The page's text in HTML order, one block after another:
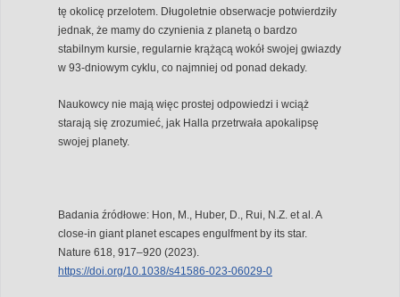
tę okolicę przelotem. Długoletnie obserwacje potwierdziły
jednak, że mamy do czynienia z planetą o bardzo
stabilnym kursie, regularnie krążącą wokół swojej gwiazdy
w 93-dniowym cyklu, co najmniej od ponad dekady.
Naukowcy nie mają więc prostej odpowiedzi i wciąż
starają się zrozumieć, jak Halla przetrwała apokalipsę
swojej planety.
Badania źródłowe: Hon, M., Huber, D., Rui, N.Z. et al. A
close-in giant planet escapes engulfment by its star.
Nature 618, 917–920 (2023).
https://doi.org/10.1038/s41586-023-06029-0